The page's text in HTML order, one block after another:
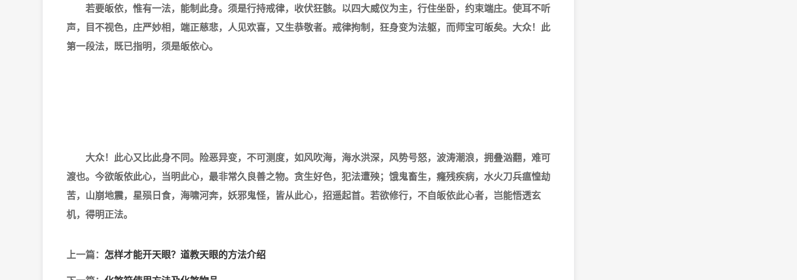
若要皈依，惟有一法，能制此身。须是行持戒律，收伏狂骸。以四大威仪为主，行住坐卧，约束端庄。使耳不听
声，目不视色，庄严妙相，端正慈悲，人见欢喜，又生恭敬者。 戒律拘制，狂身变为法躯，而师宝可皈矣。大众！此
第一段法，既已指明，须是皈依心。
大众！此心又比此身不同。险恶异变，不可测度，如风吹海，海水洪深，风势号怒，波涛潮浪，拥叠汹翻，难可
渡也。 今欲皈依此心，当明此心，最非常久良善之物。贪生好色，犯法遭殃；饿鬼畜生，癃残疾病，水火刀兵瘟惶劫
苦，山崩地震，星殒日食，海啸河奔，妖邪鬼怪，皆从此心，招遥起首。若欲修行，不自皈依此心者，岂能悟透玄
机，得明正法。
上一篇： 怎样才能开天眼？道教天眼的方法介绍